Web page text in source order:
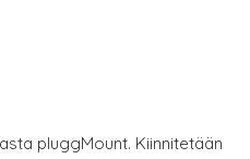
pluggMount. Kiinnitetään